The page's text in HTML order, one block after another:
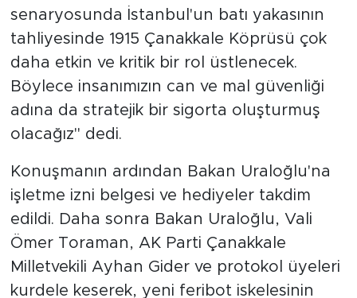
senaryosunda İstanbul'un batı yakasının
tahliyesinde 1915 Çanakkale Köprüsü çok
daha etkin ve kritik bir rol üstlenecek.
Böylece insanımızın can ve mal güvenliği
adına da stratejik bir sigorta oluşturmuş
olacağız" dedi.
Konuşmanın ardından Bakan Uraloğlu'na
işletme izni belgesi ve hediyeler takdim
edildi. Daha sonra Bakan Uraloğlu, Vali
Ömer Toraman, AK Parti Çanakkale
Milletvekili Ayhan Gider ve protokol üyeleri
kurdele keserek, yeni feribot iskelesinin